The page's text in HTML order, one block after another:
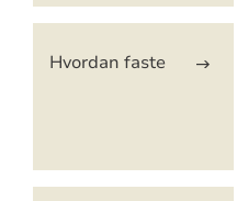
Hvordan faste